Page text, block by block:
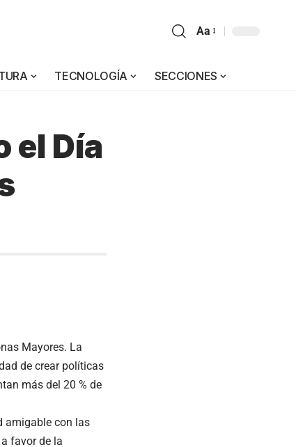
Aa
TECNOLOGÍA SECCIONES
el Día
Mayores. La
de crear políticas
más del 20 % de
amigable con las
favor de la